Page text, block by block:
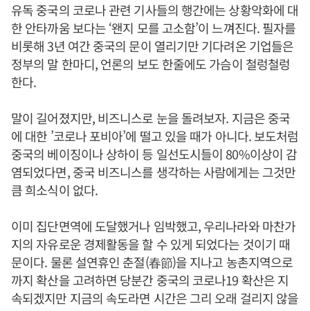
유독 중국의 코로나 관련 기사들의 행간에는 상황악화에 대
한 안타까움 보다는 ‘왠지 모를 고소함’이 느껴진다. 필자를
비롯해 3년 여간 중국의 문이 열리기만 기다려온 기업들은
정부의 말 한마디, 언론의 보도 한줄에도 가슴이 철렁철렁
한다.
말이 길어졌지만, 비즈니스로 눈을 돌려보자. 지금은 중국
에 대한 ’코로나 포비아’에 떨고 있을 때가 아니다. 보도처럼
중국의 베이징이나 상하이 등 일선도시들이 80%이상이 감
염되었다면, 중국 비즈니스를 생각하는 사람에게는 그것만
큼 희소식이 없다.
이미 집단면역에 도달했거나 임박했고, 우리나라와 마찬가
지의 자유로운 경제활동을 할 수 있게 되었다는 것이기 때
문이다. 물론 설연휴인 춘절(春節)을 지나고 농촌지역으로
까지 확산을 고려하면 당분간 중국의 코로나19 확산은 지
속되겠지만 지금의 속도라면 시간은 그리 오래 걸리지 않을